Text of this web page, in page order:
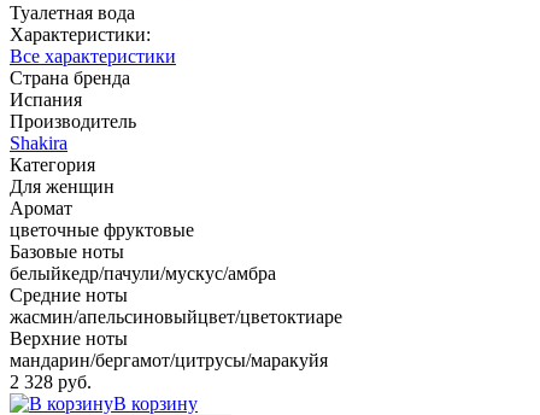
Туалетная вода
Характеристики:
Все характеристики
Страна бренда
Испания
Производитель
Shakira
Категория
Для женщин
Аромат
цветочные фруктовые
Базовые ноты
белыйкедр/пачули/мускус/амбра
Средние ноты
жасмин/апельсиновыйцвет/цветоктиаре
Верхние ноты
мандарин/бергамот/цитрусы/маракуйя
2 328 руб.
В корзину